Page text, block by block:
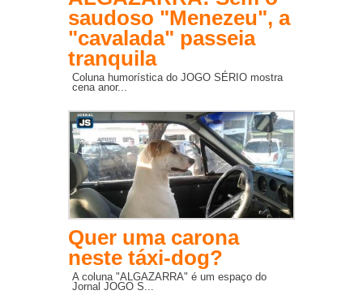
saudoso "Menezeu", a
"cavalada" passeia
tranquila
Coluna humorística do JOGO SÉRIO mostra
cena anor...
Quer uma carona
neste táxi-dog?
A coluna "ALGAZARRA" é um espaço do
Jornal JOGO S...